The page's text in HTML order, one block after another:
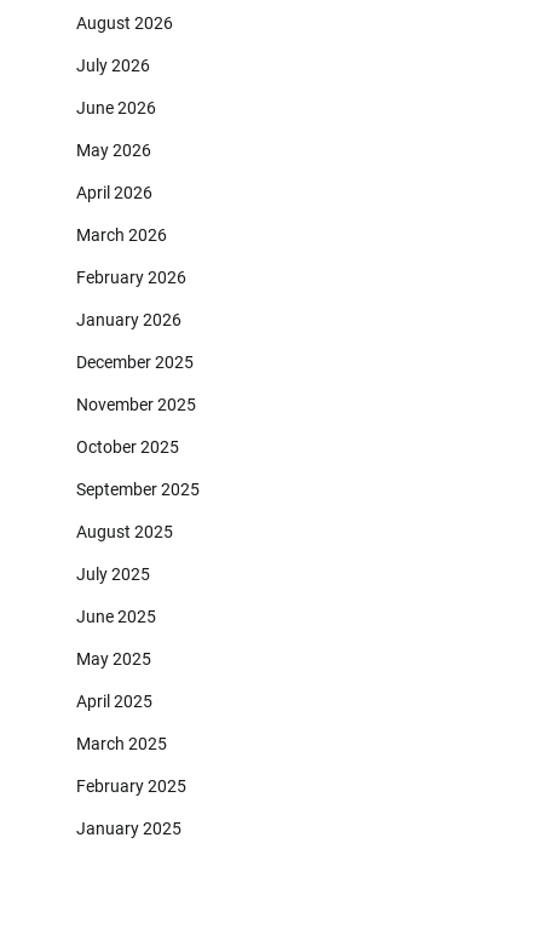
August 2026
July 2026
June 2026
May 2026
April 2026
March 2026
February 2026
January 2026
December 2025
November 2025
October 2025
September 2025
August 2025
July 2025
June 2025
May 2025
April 2025
March 2025
February 2025
January 2025